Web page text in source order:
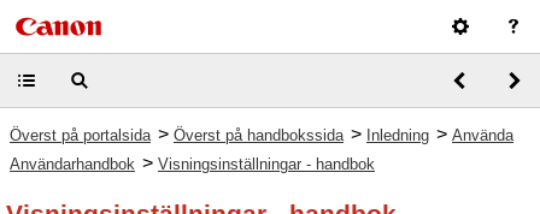
Överst på portalsida > Överst på handbokssida > Inledning > Använda
Användarhandbok > Visningsinställningar - handbok